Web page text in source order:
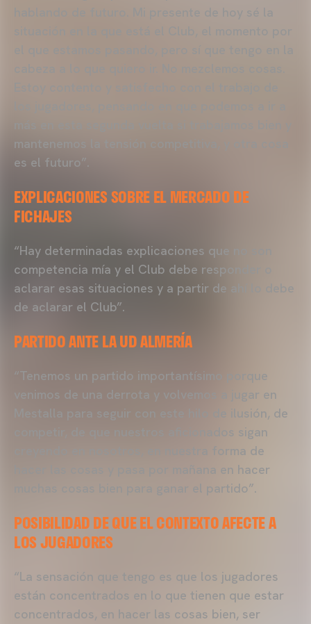
mantenemos la tensión competitiva, y otra cosa
es el futuro”.
EXPLICACIONES SOBRE EL MERCADO DE
FICHAJES
“Hay determinadas explicaciones que no son
competencia mía y el Club debe responder o
aclarar esas situaciones y a partir de ahí lo debe
de aclarar el Club”.
PARTIDO ANTE LA UD ALMERÍA
“Tenemos un partido importantísimo porque
venimos de una derrota y volvemos a jugar en
Mestalla para seguir con este hilo de ilusión, de
competir, de que nuestros aficionados sigan
creyendo en nosotros, en nuestra forma de
hacer las cosas y pasa por mañana en hacer
muchas cosas bien para ganar el partido”.
POSIBILIDAD DE QUE EL CONTEXTO AFECTE A
LOS JUGADORES
“La sensación que tengo es que los jugadores
están concentrados en lo que tienen que estar
concentrados, en hacer las cosas bien, ser